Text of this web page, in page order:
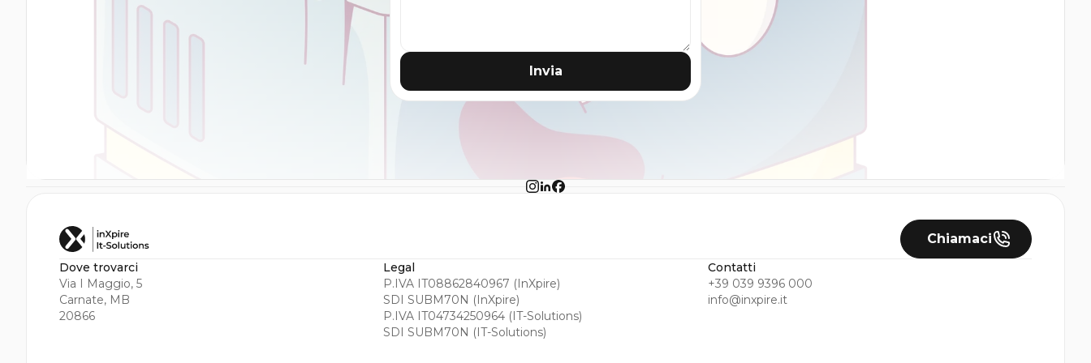
Invia
Chiamaci
Dove trovarci
Via I Maggio, 5
Carnate, MB
20866
Legal
P.IVA IT08862840967 (InXpire)
SDI SUBM70N (InXpire)
P.IVA IT04734250964 (IT-Solutions)
SDI SUBM70N (IT-Solutions)
Contatti
+39 039 9396 000
info@inxpire.it